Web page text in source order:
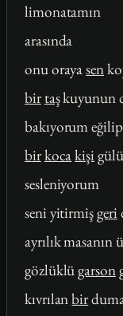
limonatamın
arasında
onu orayasen
bir taşkuyunun
bakıyorum eğilip
birkocakişi
sesleniyorum
seni yitirmişgeri
ayrılık masanın
gözlüklügarson
kıvrılanbir